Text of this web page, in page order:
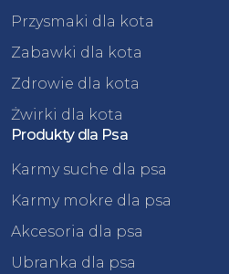
Przysmaki dla kota
Zabawki dla kota
Zdrowie dla kota
Żwirki dla kota
Produkty dla Psa
Karmy suche dla psa
Karmy mokre dla psa
Akcesoria dla psa
Ubranka dla psa